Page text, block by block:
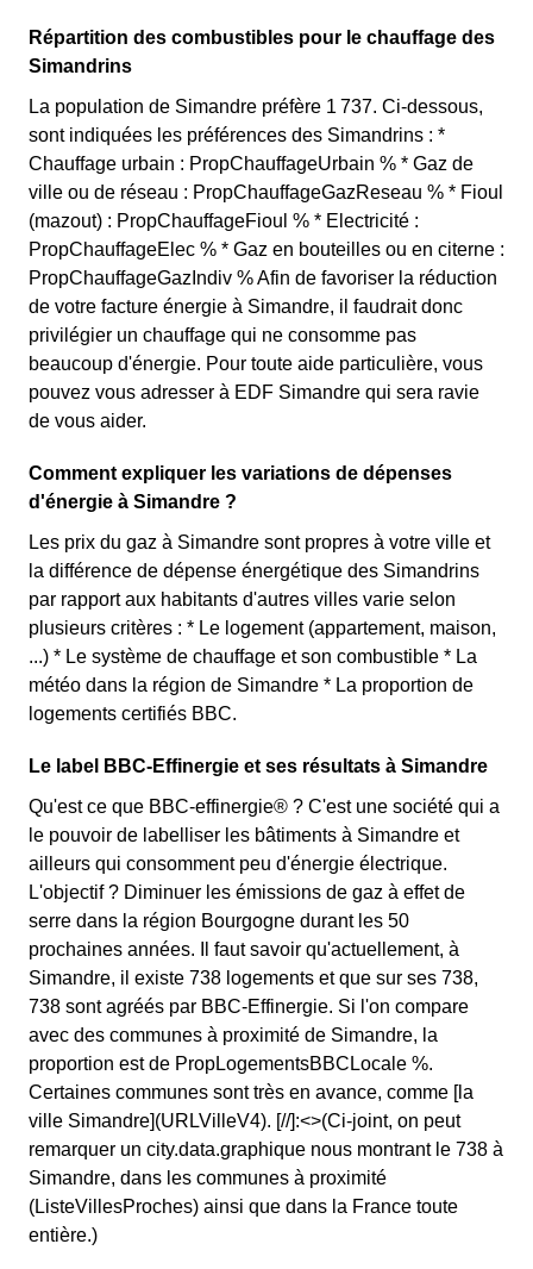
Répartition des combustibles pour le chauffage des
Simandrins
La population de Simandre préfère 1 737. Ci-dessous,
sont indiquées les préférences des Simandrins : *
Chauffage urbain : PropChauffageUrbain % * Gaz de
ville ou de réseau : PropChauffageGazReseau % * Fioul
(mazout) : PropChauffageFioul % * Electricité :
PropChauffageElec % * Gaz en bouteilles ou en citerne :
PropChauffageGazIndiv % Afin de favoriser la réduction
de votre facture énergie à Simandre, il faudrait donc
privilégier un chauffage qui ne consomme pas
beaucoup d'énergie. Pour toute aide particulière, vous
pouvez vous adresser à EDF Simandre qui sera ravie
de vous aider.
Comment expliquer les variations de dépenses
d'énergie à Simandre ?
Les prix du gaz à Simandre sont propres à votre ville et
la différence de dépense énergétique des Simandrins
par rapport aux habitants d'autres villes varie selon
plusieurs critères : * Le logement (appartement, maison,
...) * Le système de chauffage et son combustible * La
météo dans la région de Simandre * La proportion de
logements certifiés BBC.
Le label BBC-Effinergie et ses résultats à Simandre
Qu'est ce que BBC-effinergie® ? C'est une société qui a
le pouvoir de labelliser les bâtiments à Simandre et
ailleurs qui consomment peu d'énergie électrique.
L'objectif ? Diminuer les émissions de gaz à effet de
serre dans la région Bourgogne durant les 50
prochaines années. Il faut savoir qu'actuellement, à
Simandre, il existe 738 logements et que sur ses 738,
738 sont agréés par BBC-Effinergie. Si l'on compare
avec des communes à proximité de Simandre, la
proportion est de PropLogementsBBCLocale %.
Certaines communes sont très en avance, comme [la
ville Simandre](URLVilleV4). [//]:<>(Ci-joint, on peut
remarquer un city.data.graphique nous montrant le 738 à
Simandre, dans les communes à proximité
(ListeVillesProches) ainsi que dans la France toute
entière.)